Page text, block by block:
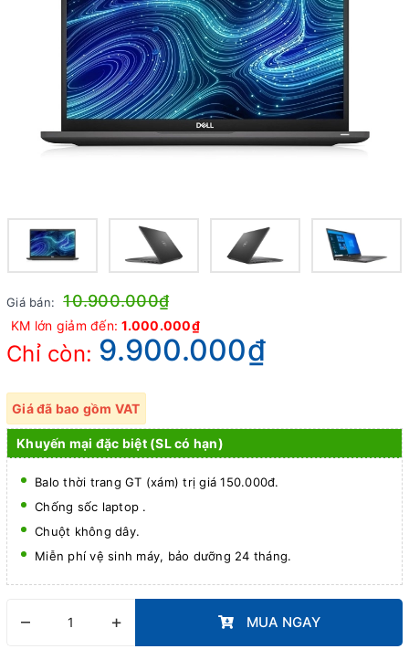
Giá bán: 10.900.000₫
KM lớn giảm đến:1.000.000₫
Chỉ còn: 9.900.000₫
Giá đã bao gồm VAT
Khuyến mại đặc biệt (SL có hạn)
Balo thời trang GT (xám) trị giá 150.000đ.
Chống sốc laptop .
Chuột không dây.
Miễn phí vệ sinh máy, bảo dưỡng 24 tháng.
– + MUA NGAY